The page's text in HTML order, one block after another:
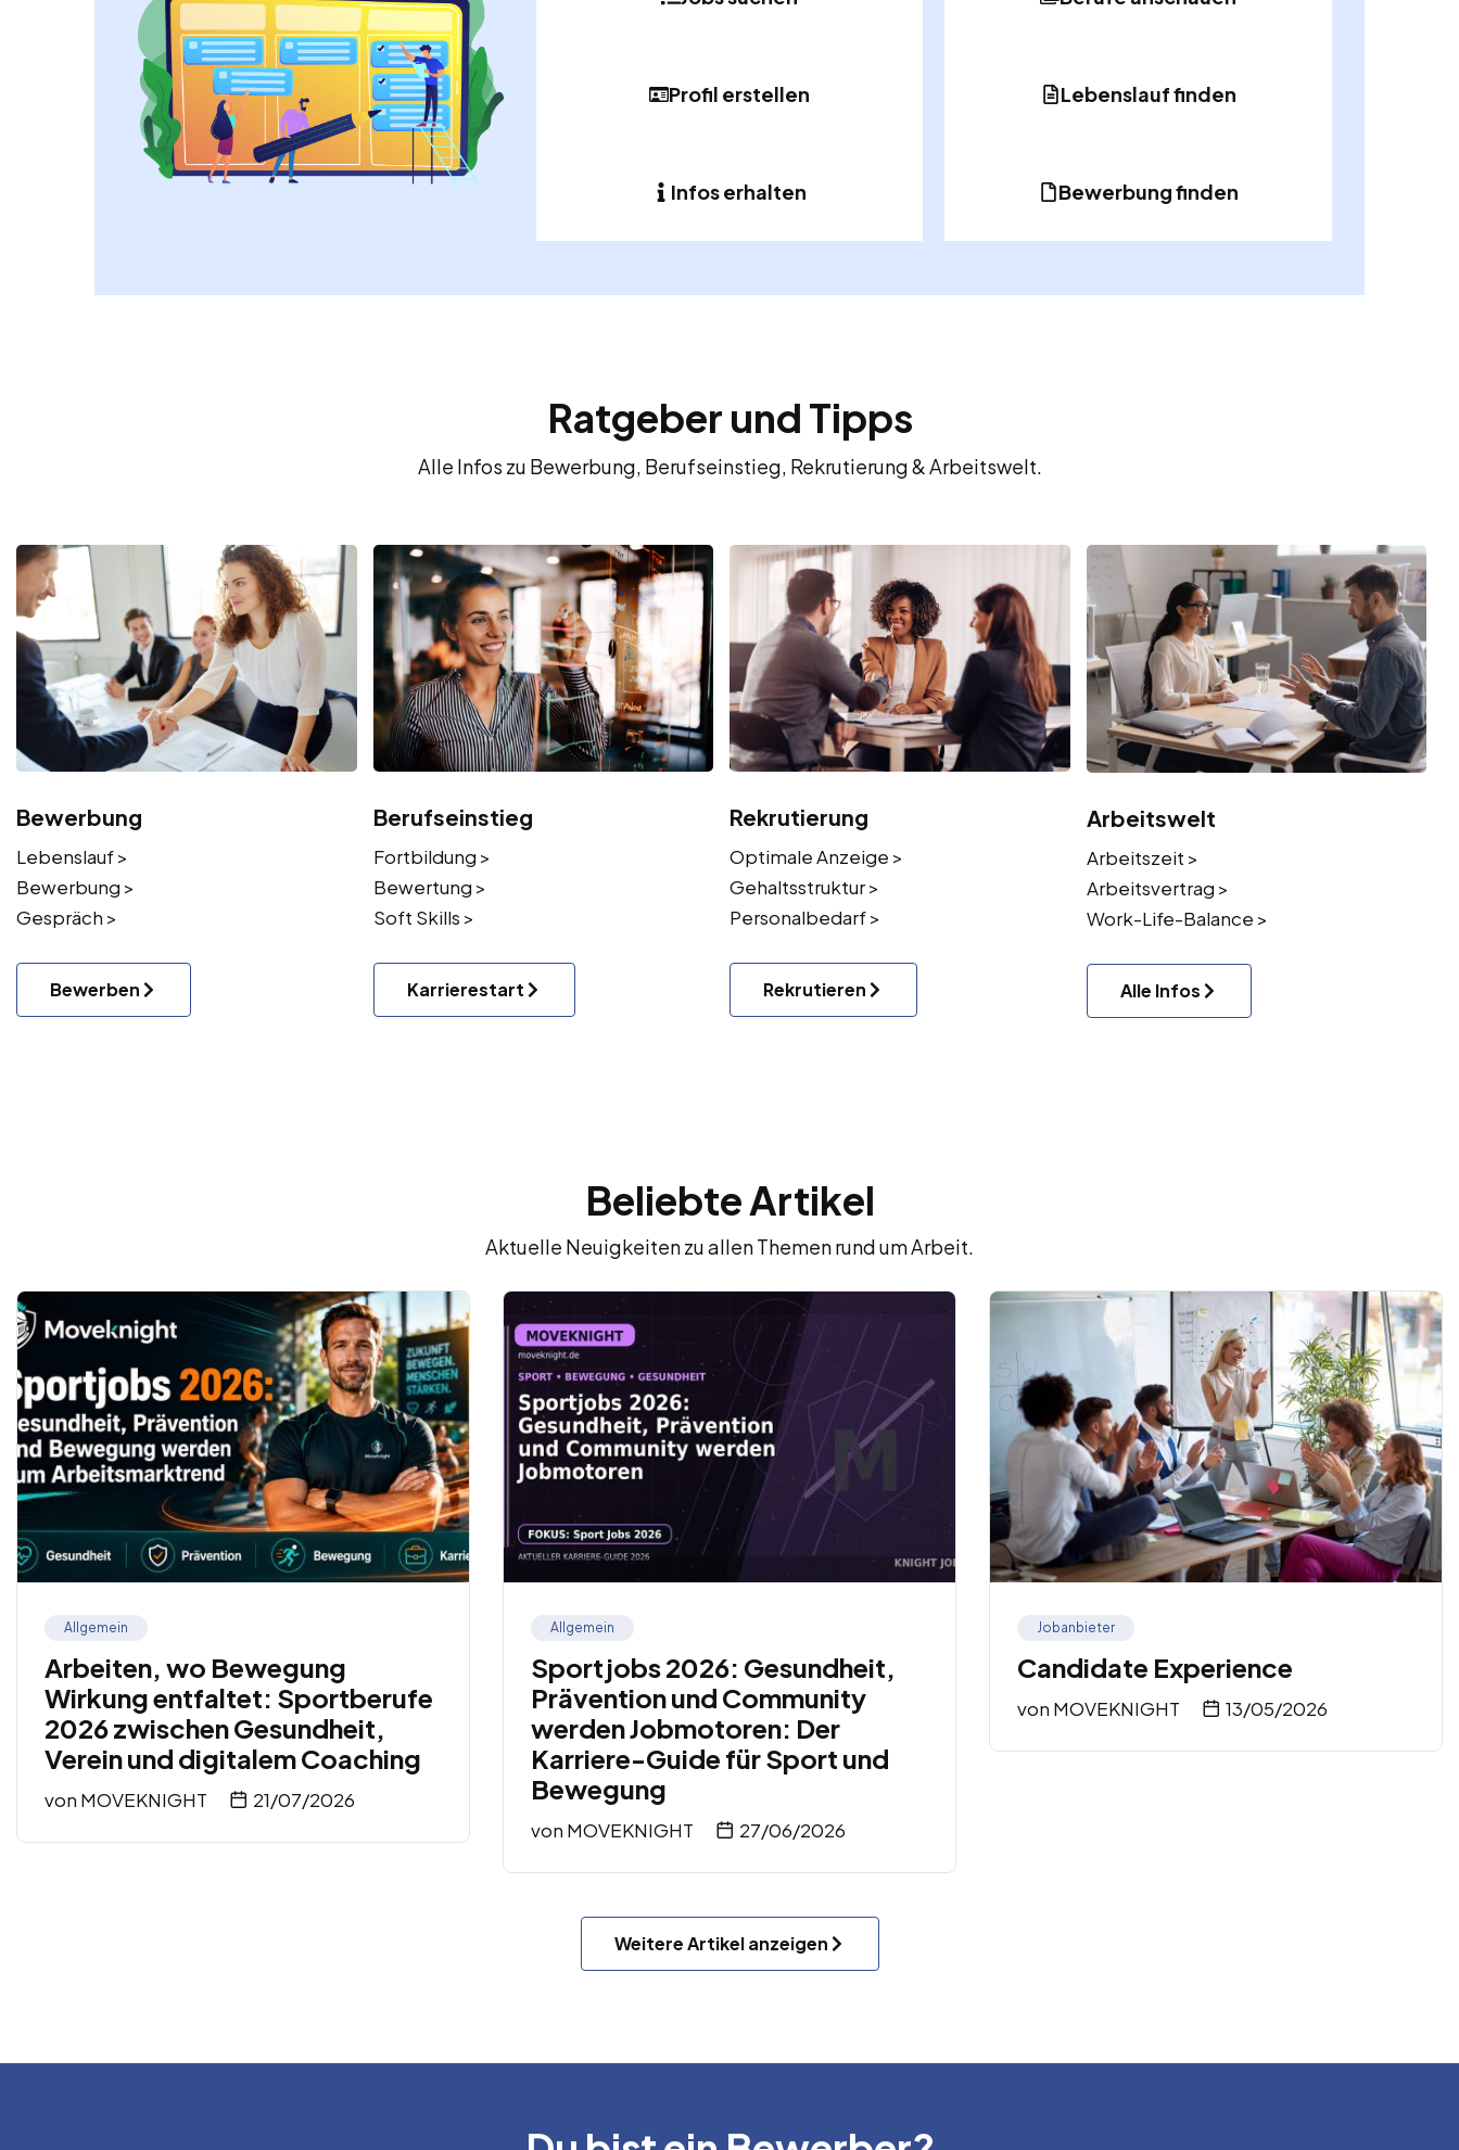
Profil erstellen
Infos erhalten
Lebenslauf finden
Bewerbung finden
Ratgeber und Tipps
Alle Infos zu Bewerbung, Berufseinstieg, Rekrutierung & Arbeitswelt.
Bewerbung
Lebenslauf >
Bewerbung >
Gespräch >
Bewerben
Berufseinstieg
Fortbildung >
Bewertung >
Soft Skills >
Karrierestart
Rekrutierung
Optimale Anzeige >
Gehaltsstruktur >
Personalbedarf >
Rekrutieren
Arbeitswelt
Arbeitszeit >
Arbeitsvertrag >
Work-Life-Balance >
Alle Infos
Beliebte Artikel
Aktuelle Neuigkeiten zu allen Themen rund um Arbeit.
Allgemein
Arbeiten, wo Bewegung
Wirkung entfaltet: Sportberufe
2026 zwischen Gesundheit,
Verein und digitalem Coaching
von MOVEKNIGHT 21/07/2026
Allgemein
Sportjobs 2026: Gesundheit,
Prävention und Community
werden Jobmotoren: Der
Karriere-Guide für Sport und
Bewegung
von MOVEKNIGHT 27/06/2026
Jobanbieter
Candidate Experience
von MOVEKNIGHT 13/05/2026
Weitere Artikel anzeigen